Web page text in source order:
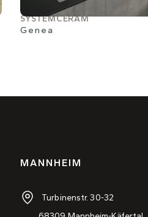
SYSTEMCERAM
Genea
MANNHEIM
Turbinenstr. 30-32